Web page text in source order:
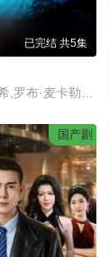
已完结 共5集
帕特里克·莱希,罗布·麦卡勒姆,斯图尔特·巴克尔
国产剧